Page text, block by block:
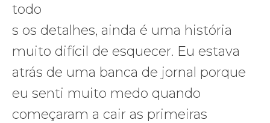
todo
s os detalhes, ainda é uma história
muito difícil de esquecer. Eu estava
atrás de uma banca de jornal porque
eu senti muito medo quando
começaram a cair as primeiras